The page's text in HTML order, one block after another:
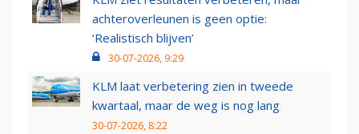
achteroverleunen is geen optie:
‘Realistisch blijven’
30-07-2026, 9:29
KLM laat verbetering zien in tweede
kwartaal, maar de weg is nog lang
30-07-2026, 8:22